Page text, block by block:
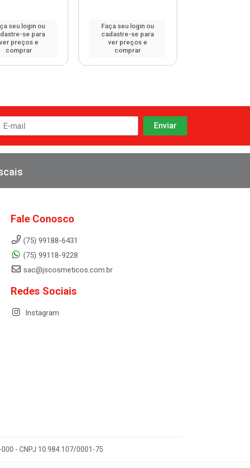
seu login ou
se para
preços e
comprar
Faça seu login ou
cadastre-se para
ver preços e
comprar
Fale Conosco
(75) 99188-6431
(75) 99118-9228
sac@jscosmeticos.com.br
Redes Sociais
Instagram
- CNPJ 10.984.107/0001-75